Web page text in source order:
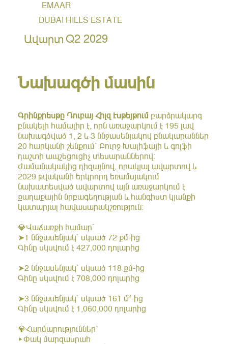
EMAAR
DUBAI HILLS ESTATE
Ավարտ Q2 2029
Նախագծի մասին
Գրինքրեսթը Դուբայ Հիլզ Էսթեյթում բարձրակարգ
բնակելի համալիր է, որն առաջարկում է 195 լավ
նախագծված 1, 2 և 3 ննջասենյակով բնակարաններ
20 հարկանի շենքում՝ Բուրջ Խալիֆայի և գոլֆի
դաշտի ապշեցուցիչ տեսարաններով:
Ժամանակակից դիզայնով, որակյալ ավարտով և
2029 թվականի երկրորդ եռամսյակում
նախատեսված ավարտով այն առաջարկում է
քաղաքային նրբագեղության և հանգիստ կյանքի
կատարյալ հավասարակշռություն:
💎Վաճառքի համար՝
➤1 ննջասենյակ՝ սկսած 72 քմ-ից
Գինը սկսվում է 427,000 դոլարից
➤2 ննջասենյակ՝ սկսած 118 քմ-ից
Գինը սկսվում է 708,000 դոլարից
➤3 ննջասենյակ՝ սկսած 161 մ²-ից
Գինը սկսվում է 1,060,000 դոլարից
💎Հարմարություններ՝
▸Փակ մարզասրահ